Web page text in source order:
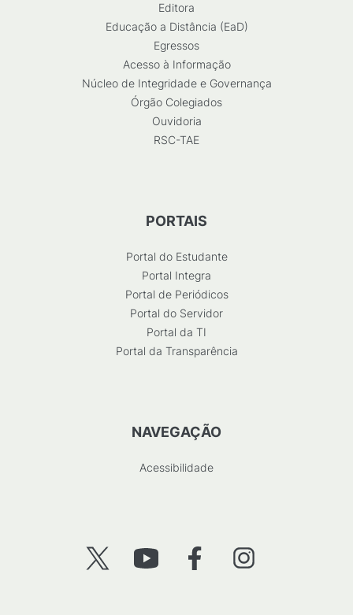
Editora
Educação a Distância (EaD)
Egressos
Acesso à Informação
Núcleo de Integridade e Governança
Órgão Colegiados
Ouvidoria
RSC-TAE
PORTAIS
Portal do Estudante
Portal Integra
Portal de Periódicos
Portal do Servidor
Portal da TI
Portal da Transparência
NAVEGAÇÃO
Acessibilidade